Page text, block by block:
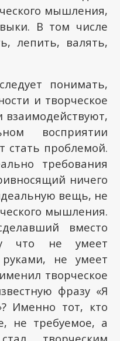
мышления,
В том числе
лепить, валять,
понимать,
и творческое
восприятии
стать проблемой.
требования
ничего
вещь, не
мышления.
вместо
что не умеет
руками, не умеет
творческое
фразу «Я
Именно тот, кто
не требуемое, а